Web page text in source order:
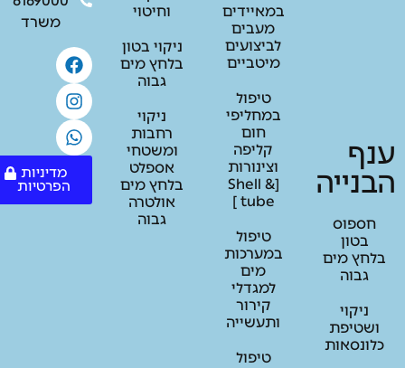
מים
במאיידים
מעבים
לביצועים
מיטביים
טיפול
במחליפי
קליפה
וצינורות
[Shell &
טיפול
במערכות
למגדלי
ותעשייה
טיפול
וחיטוי
ניקוי בטון
בלחץ מים
רחבות
ומשטחי
אספלט
בלחץ מים
אולטרה
משרד
מדיניות
הפרטיות